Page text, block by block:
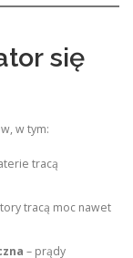
się
w tym:
tracą
tracą moc nawet
– prądy